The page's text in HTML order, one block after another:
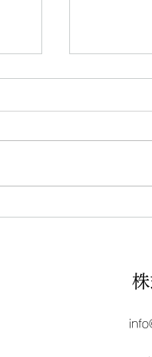
【お知ら